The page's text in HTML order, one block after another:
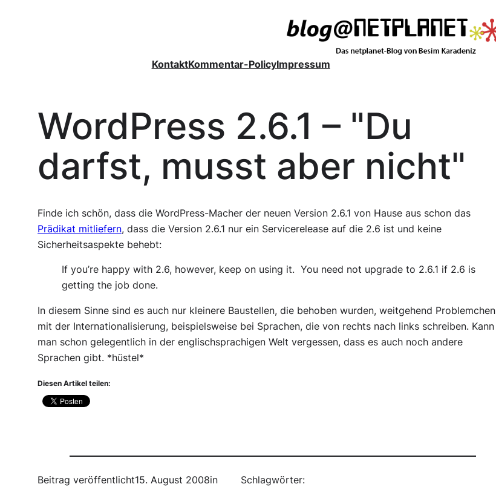
KontaktKommentar-PolicyImpressum
WordPress 2.6.1 – "Du
darfst, musst aber nicht"
Finde ich schön, dass die WordPress-Macher der neuen Version 2.6.1 von Hause aus schon das
Prädikat mitliefern, dass die Version 2.6.1 nur ein Servicerelease auf die 2.6 ist und keine
Sicherheitsaspekte behebt:
If you’re happy with 2.6, however, keep on using it. You need not upgrade to 2.6.1 if 2.6 is
getting the job done.
In diesem Sinne sind es auch nur kleinere Baustellen, die behoben wurden, weitgehend Problemchen
mit der Internationalisierung, beispielsweise bei Sprachen, die von rechts nach links schreiben. Kann
man schon gelegentlich in der englischsprachigen Welt vergessen, dass es auch noch andere
Sprachen gibt. *hüstel*
Diesen Artikel teilen:
Beitrag veröffentlicht15. August 2008in Schlagwörter: